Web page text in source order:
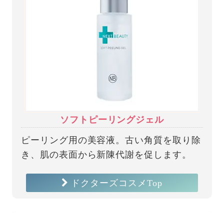
ソフトピーリングジェル
ピーリング用の美容液。古い角質を取り除
き、肌の表面から新陳代謝を促します。
ドクターズコスメTop